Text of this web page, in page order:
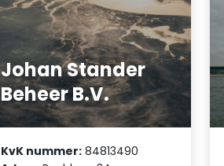
Johan Stander
Beheer B.V.
KvK nummer: 84813490